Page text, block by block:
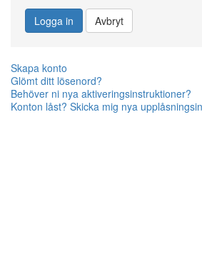
Logga in Avbryt
Skapa konto
Glömt ditt lösenord?
Behöver ni nya aktiveringsinstruktioner?
Konton låst? Skicka mig nya